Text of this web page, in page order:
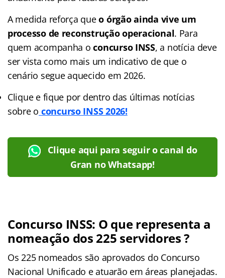
A medida reforça queo órgão ainda vive um
processo de reconstrução operacional. Para
quem acompanha oconcurso INSS, a notícia deve
ser vista como mais um indicativo de que o
cenário segue aquecido em 2026.
Clique e fique por dentro das últimas notícias
sobre o concurso INSS 2026!
Clique aqui para seguir o canal do
Gran no Whatsapp!
Concurso INSS: O que representa a
nomeação dos 225 servidores ?
Os 225 nomeados são aprovados do Concurso
Nacional Unificado e atuarão em áreas planejadas.